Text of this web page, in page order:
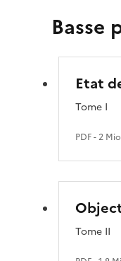
Basse
Etat
PDF- 2 Mio
Tome I
Tome II